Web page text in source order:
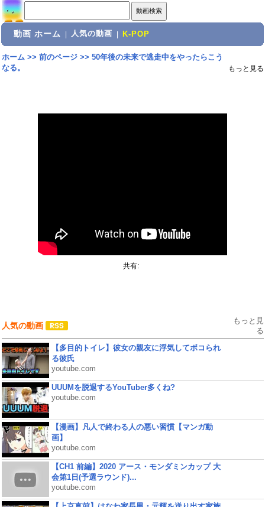
動画 ホーム 人気の動画 K-POP
ホーム>> 前のページ>> 50年後の未来で逃走中をやったらこう
なる。
もっと見る
共有:
人気の動画
もっと見
る
【多目的トイレ】彼女の親友に浮気してボコられ
る彼氏
youtube.com
UUUMを脱退するYouTuber多くね?
youtube.com
【漫画】凡人で終わる人の悪い習慣【マンガ動
画】
youtube.com
【CH1 前編】2020 アース・モンダミンカップ 大
会第1日(予選ラウンド)...
youtube.com